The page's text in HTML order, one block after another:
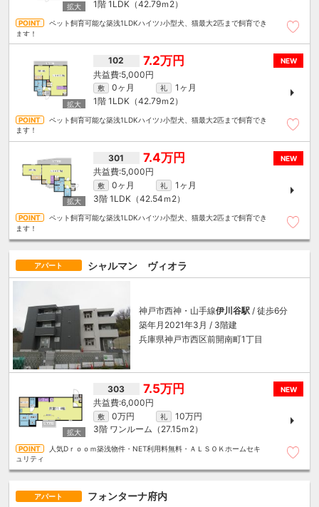
1階 1LDK（42.79ｍ 2）
ペット飼育可能な築浅1LDKハイツ♪小型犬、猫最大2匹まで飼育でき
ます！
NEW
102 7.2万円
5,000円
敷 0ヶ月 礼
1ヶ月
1階 1LDK（42.79ｍ 2）
ペット飼育可能な築浅1LDKハイツ♪小型犬、猫最大2匹まで飼育でき
ます！
NEW
301 7.4万円
5,000円
敷 0ヶ月 礼
1ヶ月
3階 1LDK（42.54ｍ 2）
ペット飼育可能な築浅1LDKハイツ♪小型犬、猫最大2匹まで飼育でき
ます！
アパート シャルマン ヴィオラ
神戸市西神・山手線伊川谷駅 / 徒歩6分
築年月2021年3月 / 3階建
兵庫県神戸市西区前開南町1丁目
NEW
303 7.5万円
6,000円
敷 0万円 礼
10万円
3階 ワンルーム（27.15ｍ 2）
人気Dｒｏｏｍ築浅物件・NET利用料無料・ＡＬＳＯＫホームセキ
ュリティ
アパート フォンターナ府内